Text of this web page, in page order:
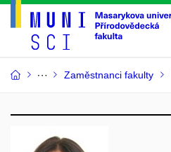
Zaměstnanci fakulty